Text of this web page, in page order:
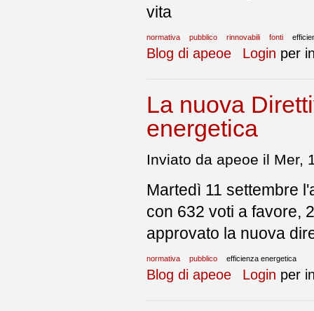
vita
normativa pubblico rinnovabili fonti
Blog di apeoe Login per
La nuova
energetica
Inviato da apeoe il Mer,
Martedì 11 settembre
con 632 voti a favore,
approvato la nuova
normativa pubblico efficienza energetica
Blog di apeoe Login per